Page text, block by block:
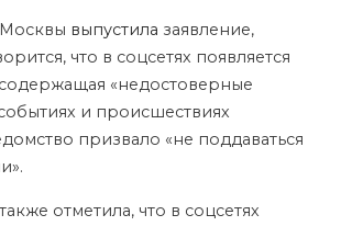
выпустила заявление,
что в соцсетях появляется
«недостоверные
и происшествиях
призвало «не поддаваться
отметила, что в соцсетях